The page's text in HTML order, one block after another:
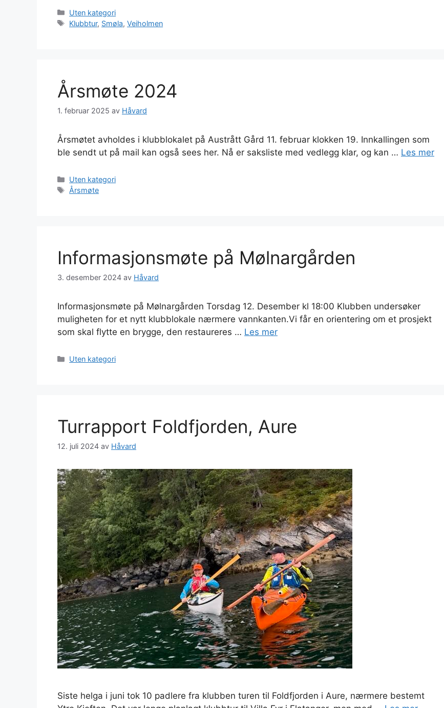
Kategorier
Uten kategori
Stikkord
Klubbtur, Smøla,Veiholmen
Årsmøte 2024
1. februar 2025 av Håvard
Årsmøtet avholdes i klubblokalet på Austrått Gård 11. februar klokken 19. Innkallingen som
ble sendt ut på mail kan også sees her. Nå er saksliste med vedlegg klar, og kan … Les mer
Kategorier
Uten kategori
Stikkord
Årsmøte
Informasjonsmøte på Mølnargården
3. desember 2024 av Håvard
Informasjonsmøte på Mølnargården Torsdag 12. Desember kl 18:00 Klubben undersøker
muligheten for et nytt klubblokale nærmere vannkanten.Vi får en orientering om et prosjekt
som skal flytte en brygge, den restaureres … Les mer
Kategorier
Uten kategori
Turrapport Foldfjorden, Aure
12. juli 2024 av Håvard
Siste helga i juni tok 10 padlere fra klubben turen til Foldfjorden i Aure, nærmere bestemt